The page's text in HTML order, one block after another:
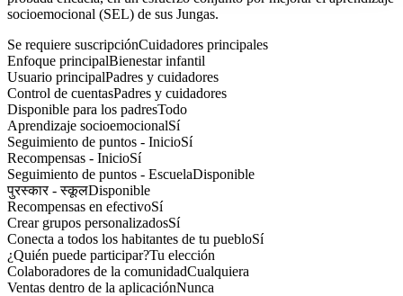
socioemocional (SEL) de sus Jungas.
Se requiere suscripciónCuidadores principales
Enfoque principalBienestar infantil
Usuario principalPadres y cuidadores
Control de cuentasPadres y cuidadores
Disponible para los padresTodo
Aprendizaje socioemocionalSí
Seguimiento de puntos - InicioSí
Recompensas - InicioSí
Seguimiento de puntos - EscuelaDisponible
पुरस्कार - स्कूलDisponible
Recompensas en efectivoSí
Crear grupos personalizadosSí
Conecta a todos los habitantes de tu puebloSí
¿Quién puede participar?Tu elección
Colaboradores de la comunidadCualquiera
Ventas dentro de la aplicaciónNunca